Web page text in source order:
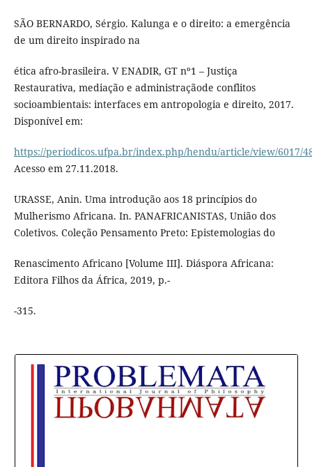
SÃO BERNARDO, Sérgio. Kalunga e o direito: a emergência
de um direito inspirado na
ética afro-brasileira. V ENADIR, GT nº1 – Justiça
Restaurativa, mediação e administraçãode conflitos
socioambientais: interfaces em antropologia e direito, 2017.
Disponível em:
https://periodicos.ufpa.br/index.php/hendu/article/view/6017/
Acesso em 27.11.2018.
URASSE, Anin. Uma introdução aos 18 princípios do
Mulherismo Africana. In. PANAFRICANISTAS, União dos
Coletivos. Coleção Pensamento Preto: Epistemologias do
Renascimento Africano [Volume III]. Diáspora Africana:
Editora Filhos da África, 2019, p.-
-315.